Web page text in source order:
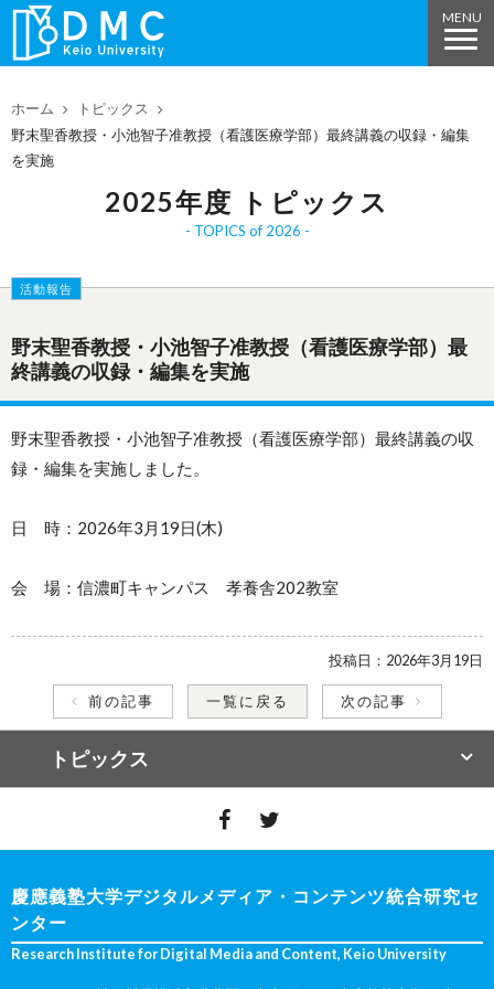
ホーム
トピックス
野末聖香教授・小池智子准教授（看護医療学部）最終講義の収録・編集
を実施
2025年度 トピックス
TOPICS of 2026
活動報告
野末聖香教授・小池智子准教授（看護医療学部）最
終講義の収録・編集を実施
野末聖香教授・小池智子准教授（看護医療学部）最終講義の収
録・編集を実施しました。
日 時：2026年3月19日(木)
会 場：信濃町キャンパス 孝養舎202教室
投稿日： 2026年3月19日
前の記事 一覧に戻る 次の記事
トピックス
慶應義塾大学デジタルメディア・コンテンツ統合研究セ
ンター
Research Institute for Digital Media and Content, Keio University